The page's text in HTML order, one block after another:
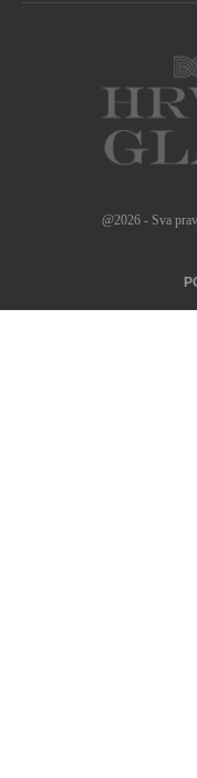
@2026 - Sva